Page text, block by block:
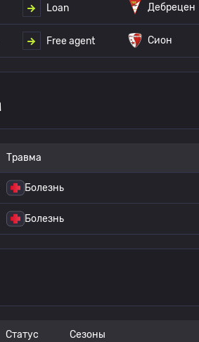
Loan Дебрецен
Free agent Сион
Травма
Болезнь
Болезнь
Статус Сезоны